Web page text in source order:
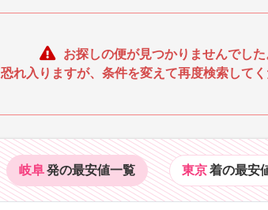
お探しの便が見つかりませんでした
恐れ入りますが、条件を変えて再度検索してく
岐阜発の最安値一覧 東京着の最安